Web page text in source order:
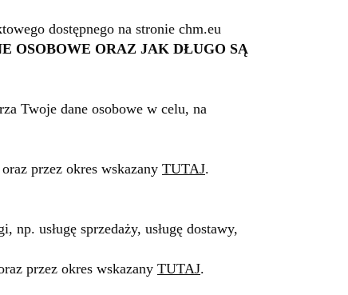
dostępnego na stronie chm.eu
OSOBOWE ORAZ JAK DŁUGO SĄ
Twoje dane osobowe w celu, na
przez okres wskazany TUTAJ.
usługę sprzedaży, usługę dostawy,
przez okres wskazany TUTAJ.